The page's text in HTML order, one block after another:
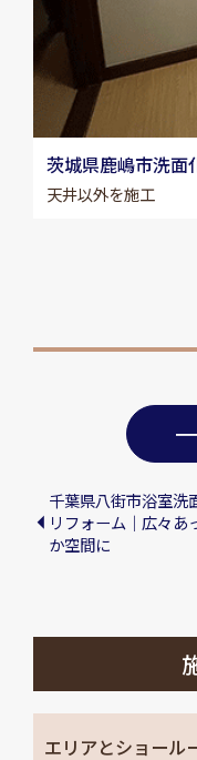
茨城県鹿嶋市洗面
天井以外を施工
千葉県八街市浴室洗
リフォーム｜広々あ
か空間に
エリアとショール